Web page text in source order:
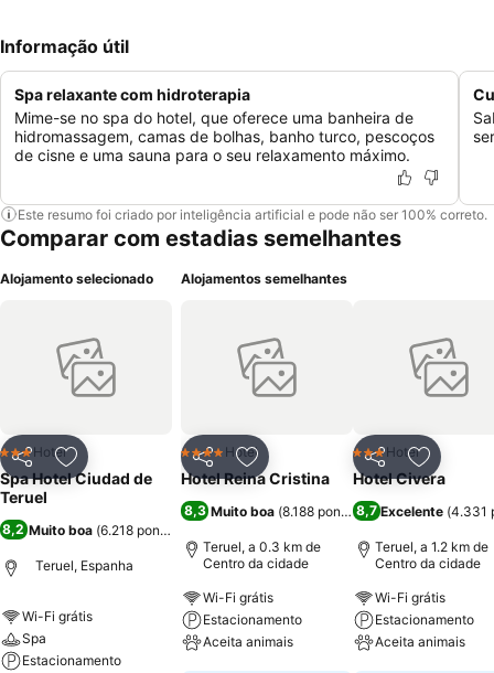
Informação útil
Spa relaxante com hidroterapia
Mime-se no spa do hotel, que oferece uma banheira de
hidromassagem, camas de bolhas, banho turco, pescoços
de cisne e uma sauna para o seu relaxamento máximo.
Este resumo foi criado por inteligência artificial e pode não ser 100% correto.
Comparar com estadias semelhantes
Alojamento selecionado
PartilharAdicionar aos favoritos
3 Estrelas
Hotel
Spa Hotel Ciudad de
Teruel
8,2 Muito boa (6.218 pontuações
Teruel, Espanha
Wi-Fi grátis
Spa
Estacionamento
Alojamentos semelhantes
PartilharAdicionar aos favoritos
4 EstrelasHotel
Hotel Reina Cristina
8,3 Muito boa (8.188 pontuações)
Teruel, a 0.3 km de
Centro da cidade
Wi-Fi grátis
Estacionamento
Aceita animais
Partilhar
3 Estrelas
Hotel
Hotel Civera
8,7 Excelente (4.331
Teruel, a 1.2 km de
Centro da cidade
Wi-Fi grátis
Estacionamento
Aceita animais